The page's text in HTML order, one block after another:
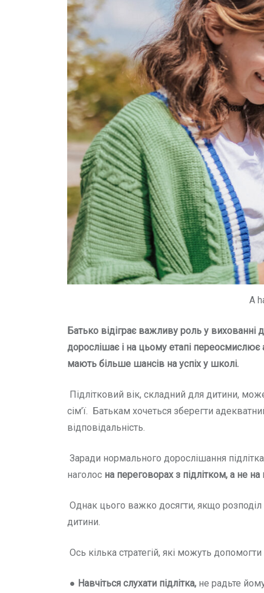
A
Батько відіграє важливу роль у вихованні
дорослішає і на цьому етапі
мають більше шансів на успіх у школі.
Підлітковий вік, складний для дитини,
сім’ї. Батькам хочеться зберегти
відповідальність.
Заради нормального дорослішання
наголос на переговорах з підлітком, а не на
Однак цього важко досягти, якщо розподіл
дитини.
Ось кілька стратегій, які можуть
● Навчіться слухати підлітка, не радьте